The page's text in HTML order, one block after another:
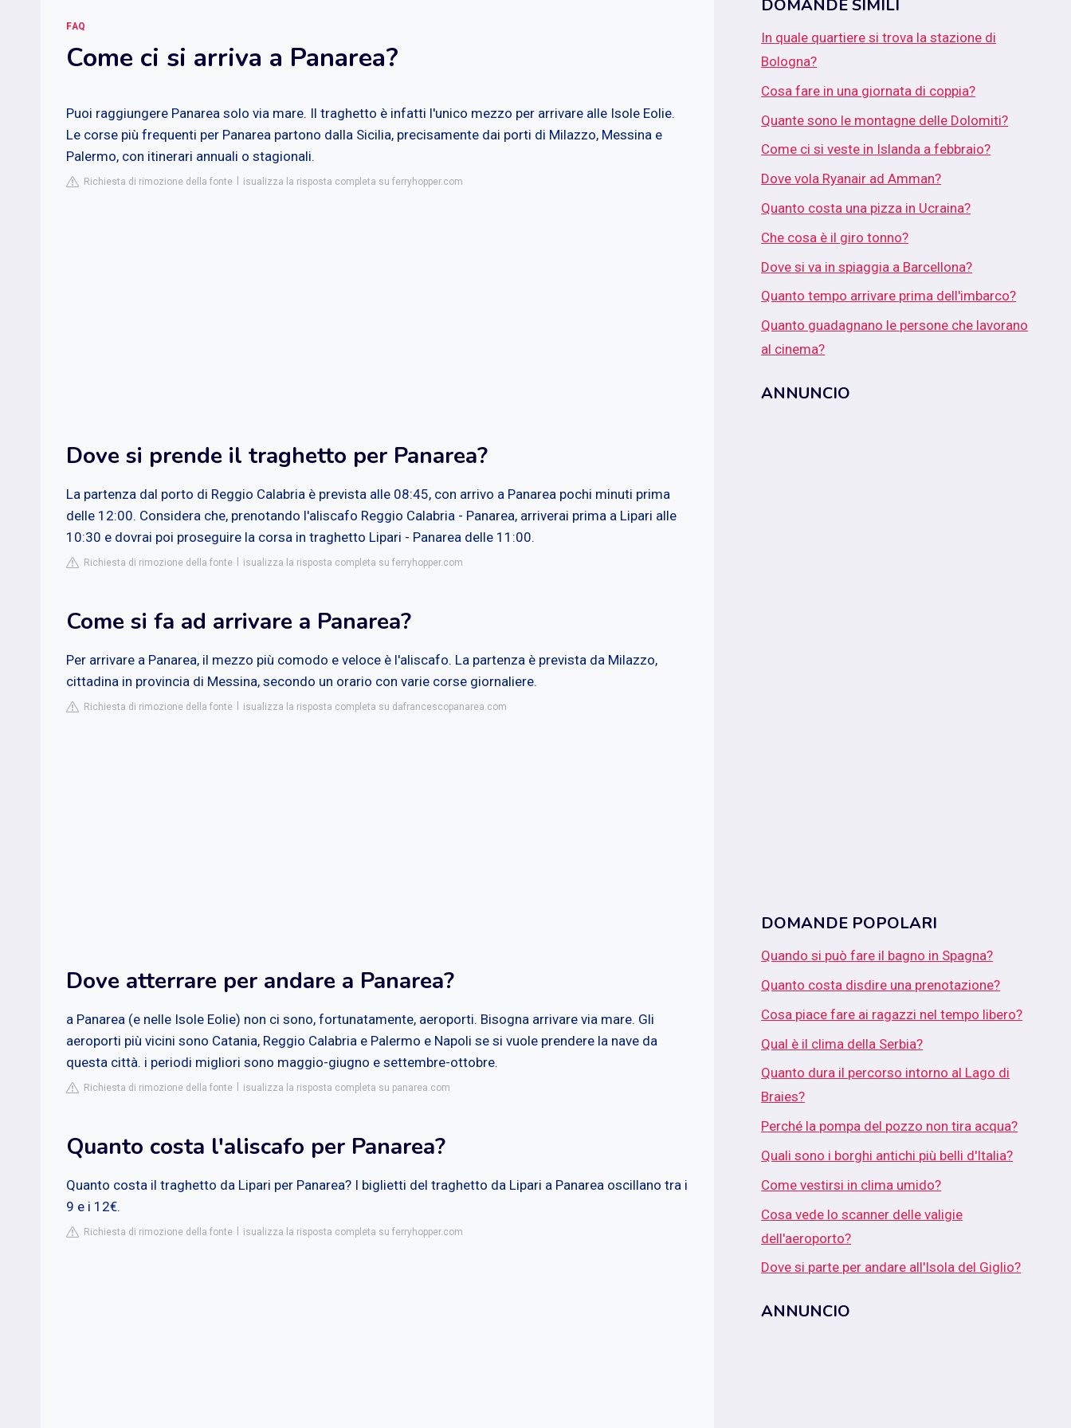
FAQ
Come ci si arriva a Panarea?
Puoi raggiungere Panarea solo via mare. Il traghetto è infatti l'unico mezzo per arrivare alle Isole Eolie.
Le corse più frequenti per Panarea partono dalla Sicilia, precisamente dai porti di Milazzo, Messina e
Palermo, con itinerari annuali o stagionali.
Richiesta di rimozione della fonte isualizza la risposta completa su ferryhopper.com
Dove si prende il traghetto per Panarea?
La partenza dal porto di Reggio Calabria è prevista alle 08:45, con arrivo a Panarea pochi minuti prima
delle 12:00. Considera che, prenotando l'aliscafo Reggio Calabria - Panarea, arriverai prima a Lipari alle
10:30 e dovrai poi proseguire la corsa in traghetto Lipari - Panarea delle 11:00.
Richiesta di rimozione della fonte isualizza la risposta completa su ferryhopper.com
Come si fa ad arrivare a Panarea?
Per arrivare a Panarea, il mezzo più comodo e veloce è l'aliscafo. La partenza è prevista da Milazzo,
cittadina in provincia di Messina, secondo un orario con varie corse giornaliere.
Richiesta di rimozione della fonte isualizza la risposta completa su dafrancescopanarea.com
Dove atterrare per andare a Panarea?
a Panarea (e nelle Isole Eolie) non ci sono, fortunatamente, aeroporti. Bisogna arrivare via mare. Gli
aeroporti più vicini sono Catania, Reggio Calabria e Palermo e Napoli se si vuole prendere la nave da
questa città. i periodi migliori sono maggio-giugno e settembre-ottobre.
Richiesta di rimozione della fonte isualizza la risposta completa su panarea.com
Quanto costa l'aliscafo per Panarea?
Quanto costa il traghetto da Lipari per Panarea? I biglietti del traghetto da Lipari a Panarea oscillano tra i
9 e i 12€.
Richiesta di rimozione della fonte isualizza la risposta completa su ferryhopper.com
DOMANDE SIMILI
In quale quartiere si trova la stazione di
Bologna?
Cosa fare in una giornata di coppia?
Quante sono le montagne delle Dolomiti?
Come ci si veste in Islanda a febbraio?
Dove vola Ryanair ad Amman?
Quanto costa una pizza in Ucraina?
Che cosa è il giro tonno?
Dove si va in spiaggia a Barcellona?
Quanto tempo arrivare prima dell'imbarco?
Quanto guadagnano le persone che lavorano
al cinema?
ANNUNCIO
DOMANDE POPOLARI
Quando si può fare il bagno in Spagna?
Quanto costa disdire una prenotazione?
Cosa piace fare ai ragazzi nel tempo libero?
Qual è il clima della Serbia?
Quanto dura il percorso intorno al Lago di
Braies?
Perché la pompa del pozzo non tira acqua?
Quali sono i borghi antichi più belli d'Italia?
Come vestirsi in clima umido?
Cosa vede lo scanner delle valigie
dell'aeroporto?
Dove si parte per andare all'Isola del Giglio?
ANNUNCIO